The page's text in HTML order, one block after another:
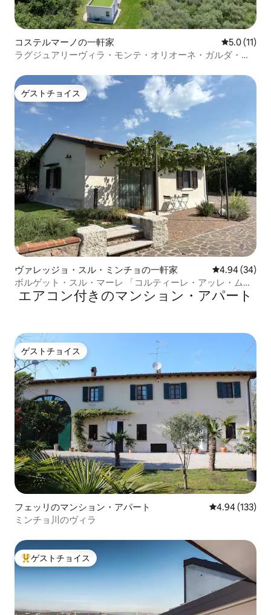
コステルマーノの一軒家 レビュー11
5.0 (11)
ラグジュアリーヴィラ・モンテ・オリオーネ・ガルダ・レ
ゲストチョイス
ゲストチョイス
ヴァレッジョ・スル・ミンチョの一軒家 レビュー34
4.94 (34)
ボルゲット・スル・マーレ 「コルティーレ・アッレ・ムー
ラ」 プラターノ
エアコン付きのマンション・アパート
ゲストチョイス
ゲストチョイス
フェッリのマンション・アパート レビュー133
4.94 (133)
ミンチョ川のヴィラ
大好評のゲストチョイスです。
ゲストチョイス